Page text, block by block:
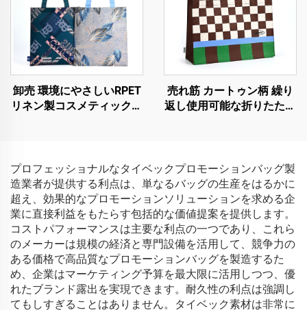
卸売 環境にやさしいRPET
リネン製コスメティックバ
売れ筋 カートゥン柄 繰り
返し使用可能な折りたたみ
プロフェッショナルなタイベックプロモーションバッグ製
造業者が提供する利点は、単なるバッグの生産をはるかに
超え、効果的なプロモーションソリューションを求める企
業に直接利益をもたらす包括的な価値提案を提供します。
コストパフォーマンスは主要な利点の一つであり、これら
のメーカーは規模の経済と専門設備を活用して、競争力の
ある価格で高品質なプロモーションバッグを製造するた
め、企業はマーケティング予算を最大限に活用しつつ、優
れたブランド露出を実現できます。耐久性の利点は強調し
てもしすぎることはありません。タイベック素材は非常に